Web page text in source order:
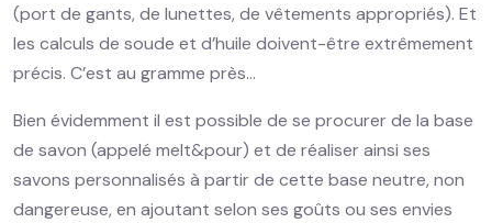
(port de gants, de lunettes, de vêtements appropriés). Et
les calculs de soude et d’huile doivent-être extrêmement
précis. C’est au gramme près…
Bien évidemment il est possible de se procurer de la base
de savon (appelé melt&pour) et de réaliser ainsi ses
savons personnalisés à partir de cette base neutre, non
dangereuse, en ajoutant selon ses goûts ou ses envies